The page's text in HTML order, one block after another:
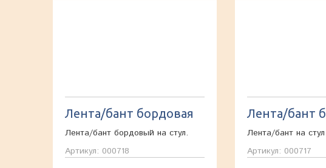
Лента/бант бордовая
Лента/бант бордовый на стул.
Артикул: 000718
Лента/бант
Лента/бант на
Артикул: 000717